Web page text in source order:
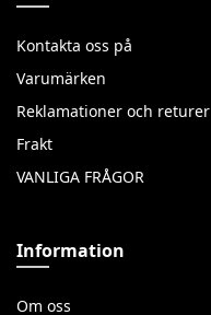
Kontakta oss på
Varumärken
Reklamationer och returer
Frakt
VANLIGA FRÅGOR
Information
Om oss